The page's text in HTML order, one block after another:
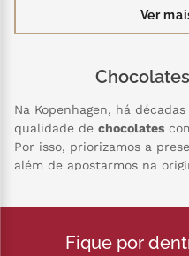
Na Kopenhagen, há
qualidade de chocolates
Por isso, priorizamos a
além de apostarmos na
ampla variedade de opções
Fique por